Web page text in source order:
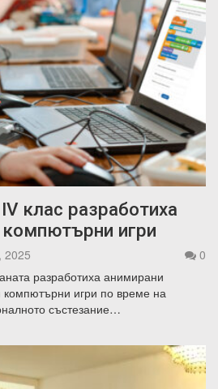
клас разработиха
игри
2025
0
разработиха анимирани
компютърни игри по време на
състезание…